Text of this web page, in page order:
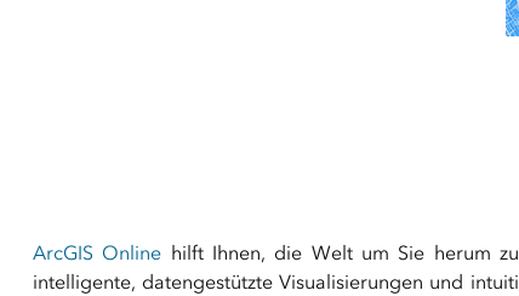
ArcGIS Online hilft Ihnen, die Welt um Sie herum
intelligente, datengestützte Visualisierungen und